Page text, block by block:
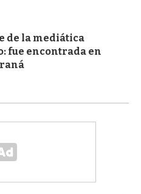
de la mediática
fue encontrada en